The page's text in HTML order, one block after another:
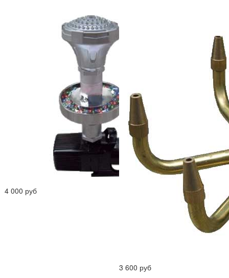
4 000 руб
3 600 руб